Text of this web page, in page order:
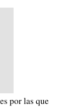
por las que